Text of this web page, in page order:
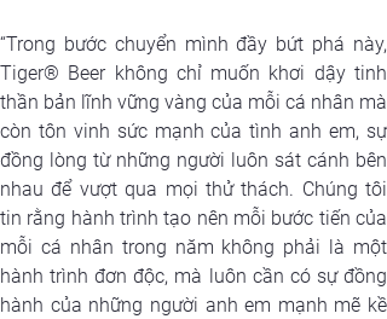
“Trong bước chuyển mình đầy bứt phá này,
Tiger® Beer không chỉ muốn khơi dậy tinh
thần bản lĩnh vững vàng của mỗi cá nhân mà
còn tôn vinh sức mạnh của tình anh em, sự
đồng lòng từ những người luôn sát cánh bên
nhau để vượt qua mọi thử thách. Chúng tôi
tin rằng hành trình tạo nên mỗi bước tiến của
mỗi cá nhân trong năm không phải là một
hành trình đơn độc, mà luôn cần có sự đồng
hành của những người anh em mạnh mẽ kề